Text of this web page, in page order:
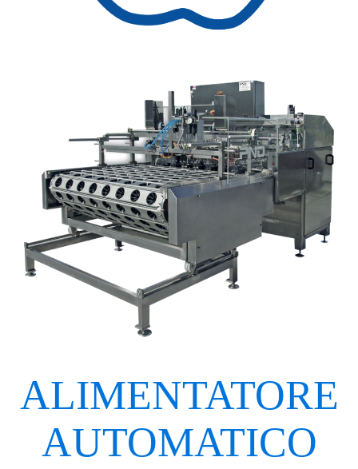
ALIMENTATORE
AUTOMATICO